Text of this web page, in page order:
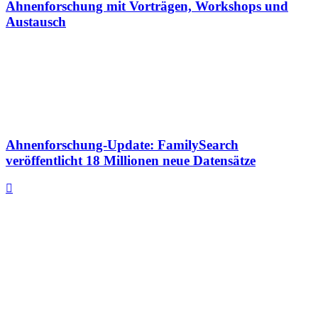
Ahnenforschung mit Vorträgen, Workshops und
Austausch
Ahnenforschung-Update: FamilySearch
veröffentlicht 18 Millionen neue Datensätze